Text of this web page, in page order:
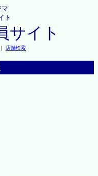
ト
サイト
｜ 店舗検索